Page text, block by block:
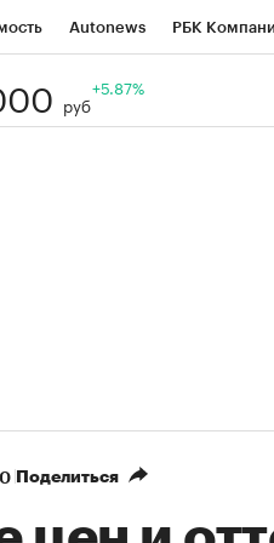
Autonews РБК
Визионеры
руб
+5.87%
Поделиться